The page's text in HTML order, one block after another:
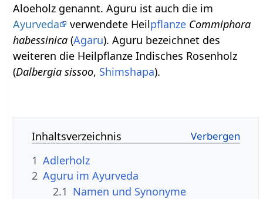
Aloeholz genannt. Aguru ist auch die im
Ayurveda
verwendete Heilpflanze Commiphora
habessinica (Agaru). Aguru bezeichnet des
weiteren die Heilpflanze Indisches Rosenholz
(Dalbergia sissoo, Shimshapa).
Inhaltsverzeichnis
1 Adlerholz
2 Aguru im Ayurveda
2.1 Namen und Synonyme